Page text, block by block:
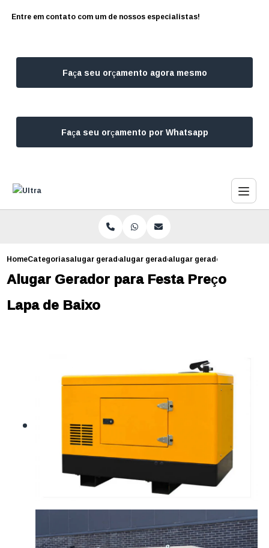
Entre em contato com um de nossos especialistas!
Faça seu orçamento agora mesmo
Faça seu orçamento por Whatsapp
HomeCategoriasalugar geradoresalugar gerador para festaalugar gerador para festa
Alugar Gerador para Festa Preço
Lapa de Baixo